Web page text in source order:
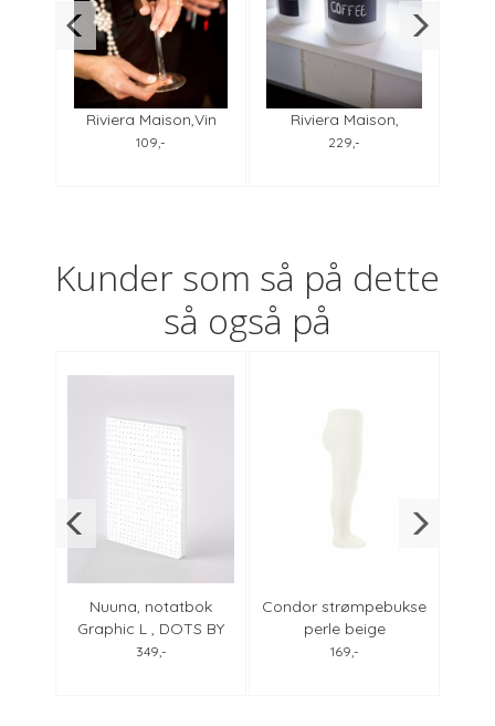
Riviera Maison,Vin
Rouge Verre
109,-
Riviera Maison,
Chalkboard Storage
229,-
Kunder som så på dette
så også på
Nuuna, notatbok
Graphic L , DOTS BY
MYRIAM BELTZ
349,-
Condor strømpebukse
perle beige
169,-